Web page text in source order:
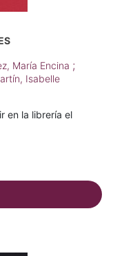
María Encina ;
Isabelle
en la librería el